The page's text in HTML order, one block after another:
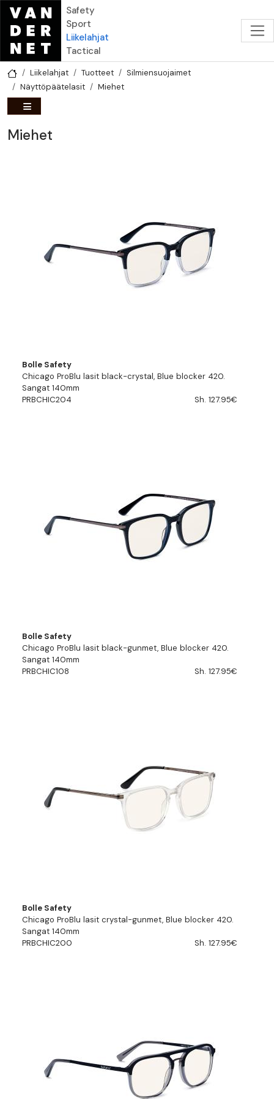
Hyppää pääsisältöön
Safety
Sport
Liikelahjat
Tactical
Liikelahjat Tuotteet
Silmiensuojaimet
Näyttöpäätelasit
Miehet
Miehet
Bolle Safety
Chicago ProBlu lasit black-crystal, Blue blocker 420.
Sangat 140mm
PRBCHIC204
Sh. 127.95€
Bolle Safety
Chicago ProBlu lasit black-gunmet, Blue blocker 420.
Sangat 140mm
PRBCHIC108
Sh. 127.95€
Bolle Safety
Chicago ProBlu lasit crystal-gunmet, Blue blocker 420.
Sangat 140mm
PRBCHIC200
Sh. 127.95€